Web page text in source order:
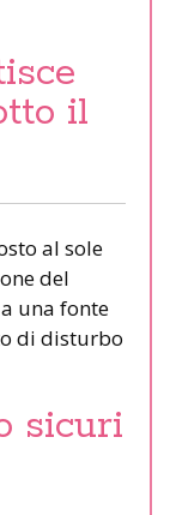
il
al sole
del
una fonte
di disturbo
sicuri